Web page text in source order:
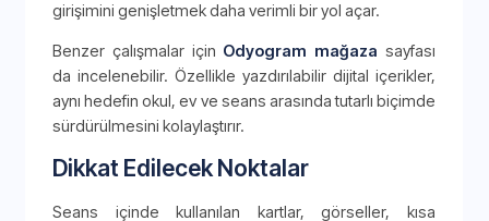
girişimini genişletmek daha verimli bir yol açar.
Benzer çalışmalar için Odyogram mağaza sayfası
da incelenebilir. Özellikle yazdırılabilir dijital içerikler,
aynı hedefin okul, ev ve seans arasında tutarlı biçimde
sürdürülmesini kolaylaştırır.
Dikkat Edilecek Noktalar
Seans içinde kullanılan kartlar, görseller, kısa